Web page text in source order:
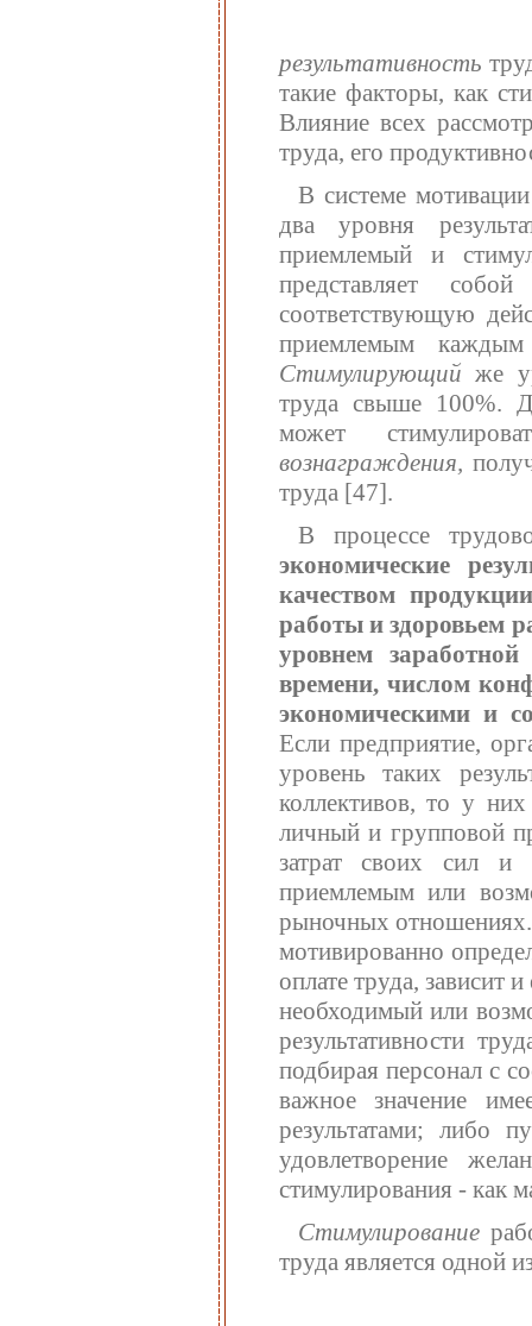
результативность
такие факторы, как
Влияние всех
труда, его
В системе мотивации
два уровня
приемлемый и
представляет
соответствующую
приемлемым
Стимулирующийже
труда свыше 100%.
может
вознаграждения,
труда [47].
В процессе
экономические
качеством
работы и здоровьем
уровнем
времени, числом
экономическими и
Если предприятие,
уровень таких
коллективов, то у
личный и групповой
затрат своих сил и
приемлемым или
рыночных отношениях.
мотивированно
оплате труда, зависит
необходимый или
результативности
подбирая персонал с
важное значение
результатами; либо
удовлетворение
стимулирования - как
Стимулирование
труда является одной